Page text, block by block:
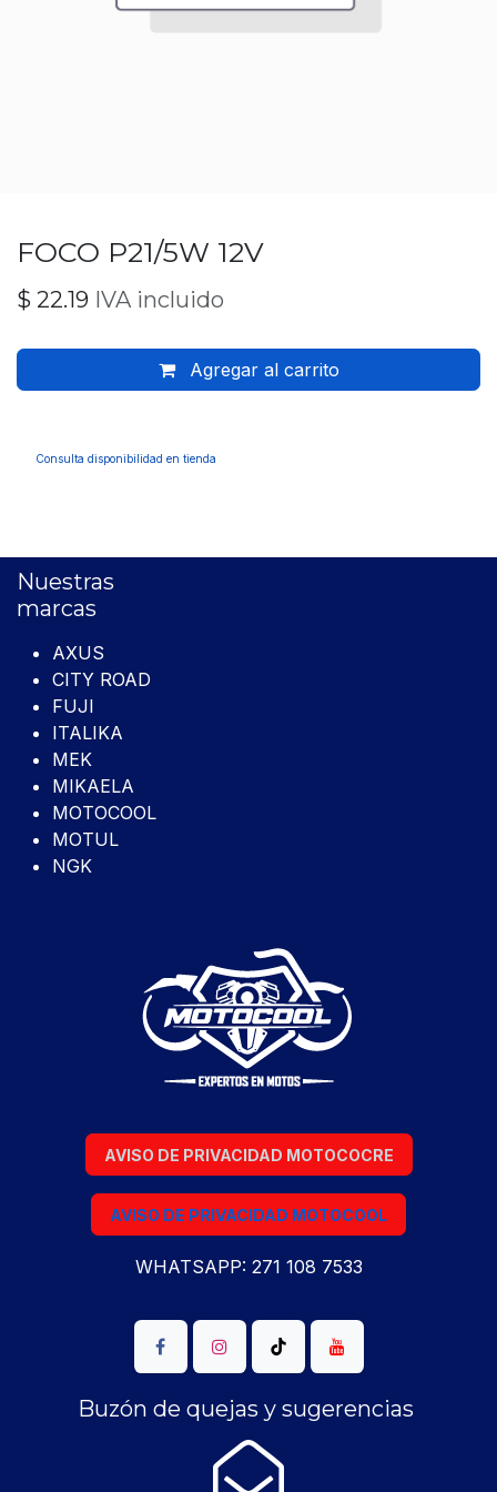
FOCO P21/5W 12V
$ 22.19 IVA incluido
Agregar al carrito
Consulta disponibilidad en tienda
Nuestras
marcas
AXUS
CITY ROAD
FUJI
ITALIKA
MEK
MIKAELA
MOTOCOOL
MOTUL
NGK
AVISO DE PRIVACIDAD MOTOCOCRE
AVISO DE PRIVACIDAD MOTOCOOL
WHATSAPP: 271 108 7533
Buzón de quejas y sugerencias